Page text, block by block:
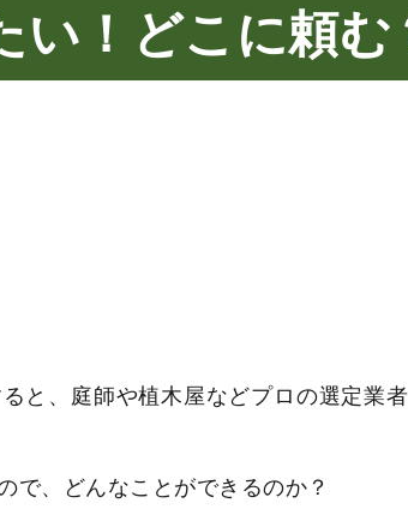
い！どこに頼む
と、庭師や植木屋などプロの選定業
で、どんなことができるのか？